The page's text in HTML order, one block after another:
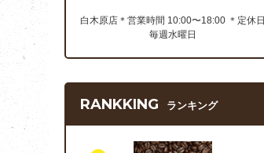
白木原店＊営業時間 10:00〜18:00 ＊定休日
毎週水曜日
RANKKING ランキング